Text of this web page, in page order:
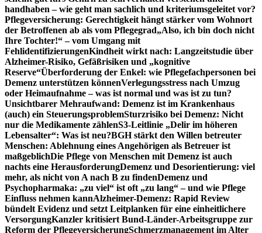
handhaben – wie geht man sachlich und kriteriumsgeleitet vor?
Pflegeversicherung: Gerechtigkeit hängt stärker vom Wohnort
der Betroffenen ab als vom Pflegegrad„Also, ich bin doch nicht
Ihre Tochter!“ – vom Umgang mit
FehlidentifizierungenKindheit wirkt nach: Langzeitstudie über
Alzheimer-Risiko, Gefäßrisiken und „kognitive
Reserve“Überforderung der Enkel: wie Pflegefachpersonen bei
Demenz unterstützen könnenVerlegungsstress nach Umzug
oder Heimaufnahme – was ist normal und was ist zu tun?
Unsichtbarer Mehraufwand: Demenz ist im Krankenhaus
(auch) ein SteuerungsproblemSturzrisiko bei Demenz: Nicht
nur die Medikamente zählenS3-Leitlinie „Delir im höheren
Lebensalter“: Was ist neu?BGH stärkt den Willen betreuter
Menschen: Ablehnung eines Angehörigen als Betreuer ist
maßgeblichDie Pflege von Menschen mit Demenz ist auch
nachts eine HerausforderungDemenz und Desorientierung: viel
mehr, als nicht von A nach B zu findenDemenz und
Psychopharmaka: „zu viel“ ist oft „zu lang“ – und wie Pflege
Einfluss nehmen kannAlzheimer-Demenz: Rapid Review
bündelt Evidenz und setzt Leitplanken für eine einheitlichere
VersorgungKanzler kritisiert Bund-Länder-Arbeitsgruppe zur
Reform der PflegeversicherungSchmerzmanagement im Alter